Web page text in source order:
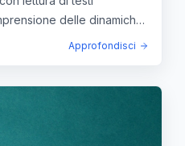
delle dinamiche
Approfondisci